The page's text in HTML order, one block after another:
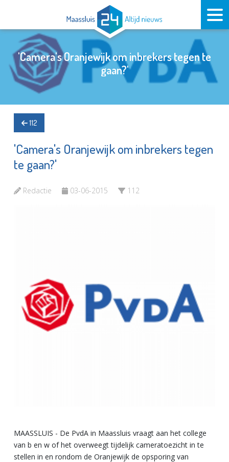
'Camera's Oranjewijk om inbrekers tegen te
gaan?'
112
'Camera's Oranjewijk om inbrekers tegen
te gaan?'
Redactie 03-06-2015 112
MAASSLUIS - De PvdA in Maassluis vraagt aan het college
van b en w of het overweegt tijdelijk cameratoezicht in te
stellen in en rondom de Oranjewijk de opsporing van